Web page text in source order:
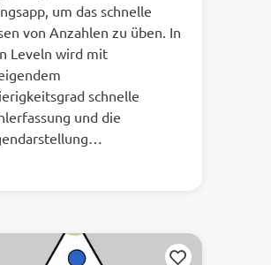
um das schnelle
von Anzahlen zu üben. In
Leveln wird mit
schnelle
und die
Merken